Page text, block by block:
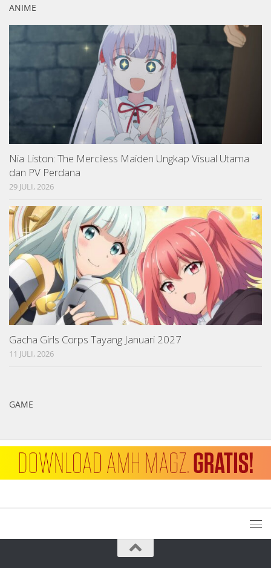
ANIME
Nia Liston: The Merciless Maiden Ungkap Visual Utama
dan PV Perdana
29 JULI, 2026
Gacha Girls Corps Tayang Januari 2027
11 JULI, 2026
GAME